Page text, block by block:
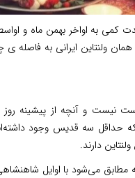
کمی به اواخر بهمن ماه و
نیست و آنچه از پیشینه روز
حداقل سه قدیس وجود
دارند.
می‌شود با اوایل شاهنشاهی